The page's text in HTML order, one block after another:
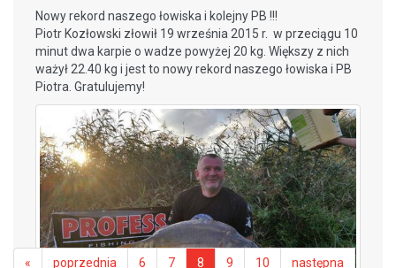
CZYTAJ WIĘCEJ
Nowy rekord naszego łowiska i kolejny PB !!!
Piotr Kozłowski złowił 19 września 2015 r. w przeciągu 10
minut dwa karpie o wadze powyżej 20 kg. Większy z nich
ważył 22.40 kg i jest to nowy rekord naszego łowiska i PB
Piotra. Gratulujemy!
« poprzednia 6 7 8 9 10 następna